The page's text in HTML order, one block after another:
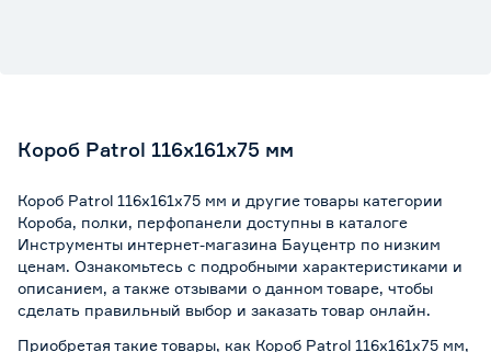
Короб Patrol 116х161х75 мм
Короб Patrol 116х161х75 мм и другие товары категории
Короба, полки, перфопанели доступны в каталоге
Инструменты интернет-магазина Бауцентр по низким
ценам. Ознакомьтесь с подробными характеристиками и
описанием, а также отзывами о данном товаре, чтобы
сделать правильный выбор и заказать товар онлайн.
Приобретая такие товары, как Короб Patrol 116х161х75 мм,